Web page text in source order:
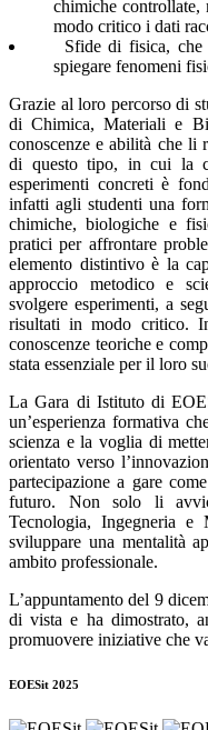
chimiche controllate,
modo critico i dati
Sfide di fisica, che
spiegare fenomeni
Grazie al loro percorso di
di Chimica, Materiali e
conoscenze e abilità che li
di questo tipo, in cui la
esperimenti concreti è
infatti agli studenti una
chimiche, biologiche e
pratici per affrontare
elemento distintivo è la
approccio metodico e
svolgere esperimenti, a
risultati in modo critico.
conoscenze teoriche e
stata essenziale per il loro
La Gara di Istituto di
un’esperienza formativa
scienza e la voglia di
orientato verso
partecipazione a gare
futuro. Non solo li
Tecnologia, Ingegneria e
sviluppare una mentalità
ambito professionale.
L’appuntamento del 9
di vista e ha dimostrato,
promuovere iniziative che
EOESit 2025